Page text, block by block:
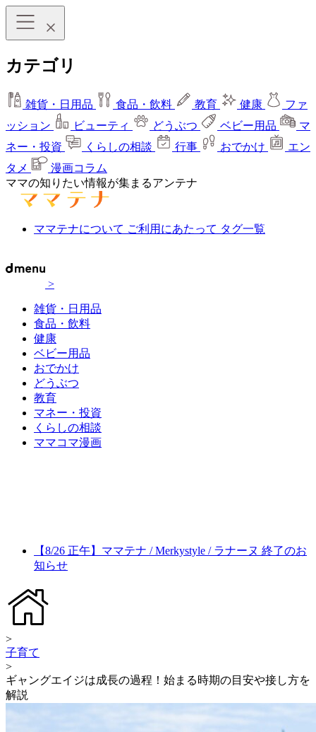
カテゴリ
雑貨・日用品 食品・飲料 教育 健康
ファ
ッション
ビューティ どうぶつ ベビー用品
マ
ネー・投資
くらしの相談 行事 おでかけ
エン
タメ
漫画コラム
ママの知りたい情報が集まるアンテナ
ママテナについて ご利用にあたって タグ一覧
>
雑貨・日用品
食品・飲料
健康
ベビー用品
おでかけ
どうぶつ
教育
マネー・投資
くらしの相談
ママコマ漫画
【8/26 正午】ママテナ / Merkystyle / ラナーヌ 終了のお
知らせ
>
子育て
>
ギャングエイジは成長の過程！始まる時期の目安や接し方を
解説